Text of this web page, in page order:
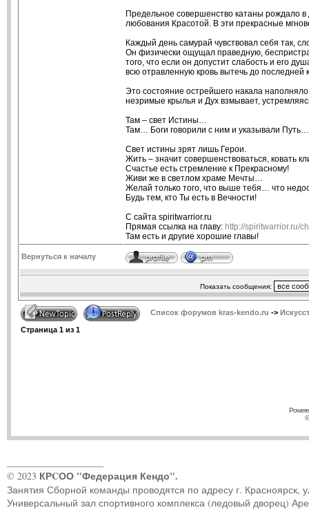
Предельное совершенство катаны рождало в
любования Красотой. В эти прекрасные
Каждый день самурай чувствовал себя так,
Он физически ощущал праведную,
того, что если он допустит слабость и его
всю отравленную кровь вытечь до
Это состояние острейшего накала
незримые крылья и Дух взмывает,
Там – свет Истины…
Там… Боги говорили с ним и указывали Путь…
Свет истины зрят лишь Герои.
Жить – значит совершенствоваться, ковать
Счастье есть стремление к Прекрасному!
Живи же в светлом храме Мечты…
Желай только того, что выше тебя… что
Будь тем, кто Ты есть в Вечности!
С сайта spiritwarrior.ru
Прямая ссылка на главу: http://spiritwarrior.ru/
Там есть и другие хорошие главы!
Вернуться к началу
Показать сообщения:
Список форумов kras-kendo.ru ->
Страница 1 из 1
© 2023 КРCОО "Федерация Кендо".
Занятия Сборной команды проводятся по адресу г. Красноярск,
Универсальный зал спортивного комплекса (ледовый дворец)